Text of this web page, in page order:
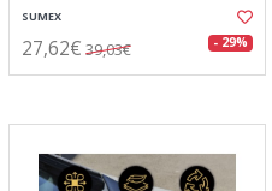
SUMEX
27,62€ 39,03€ - 29%